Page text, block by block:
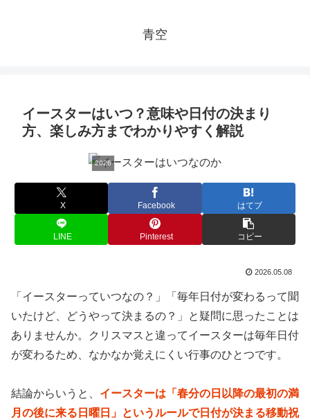
青空
イースターはいつ？意味や日付の決まり
方、楽しみ方までわかりやすく解説
2026
X Facebook はてブ
LINE Pinterest コピー
2026.05.08
「イースターっていつなの？」「毎年日付が変わるって聞
いたけど、どうやって決まるの？」と疑問に思ったことは
ありませんか。クリスマスと違ってイースターは毎年日付
が変わるため、なかなか覚えにくい行事のひとつです。
結論からいうと、 イースターは「春分の日以降の最初の満
月の後に来る日曜日」というルールで日付が決まる移動祝